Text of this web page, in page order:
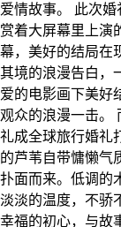
爱情故事。 此次
赏着大屏幕里上演
幕，美好的结局在
其境的浪漫告白，
爱的电影画下美好
观众的浪漫一击。
礼成全球旅行婚礼
的芦苇自带慵懒气
扑面而来。低调的
淡淡的温度，不骄
幸福的初心，与故